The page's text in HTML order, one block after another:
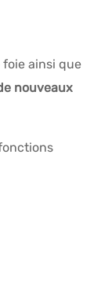
foie ainsi que
nouveaux